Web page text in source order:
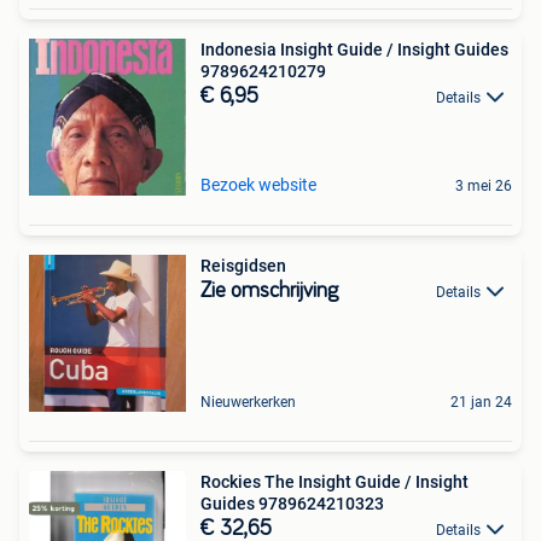
Indonesia Insight Guide / Insight Guides
9789624210279
€ 6,95 Details
Bezoek website 3 mei 26
Reisgidsen
Zie omschrijving Details
Nieuwerkerken 21 jan 24
Rockies The Insight Guide / Insight
Guides 9789624210323
€ 32,65 Details